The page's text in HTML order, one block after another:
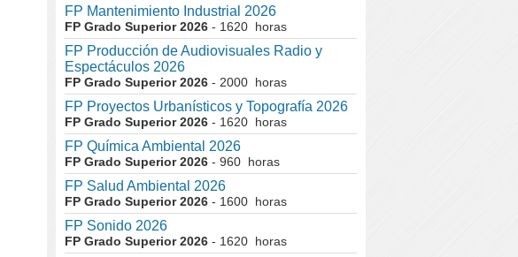
FP Mantenimiento Industrial 2026
FP Grado Superior 2026 - 1620 horas
FP Producción de Audiovisuales Radio y
Espectáculos 2026
FP Grado Superior 2026 - 2000 horas
FP Proyectos Urbanísticos y Topografía 2026
FP Grado Superior 2026 - 1620 horas
FP Química Ambiental 2026
FP Grado Superior 2026 - 960 horas
FP Salud Ambiental 2026
FP Grado Superior 2026 - 1600 horas
FP Sonido 2026
FP Grado Superior 2026 - 1620 horas